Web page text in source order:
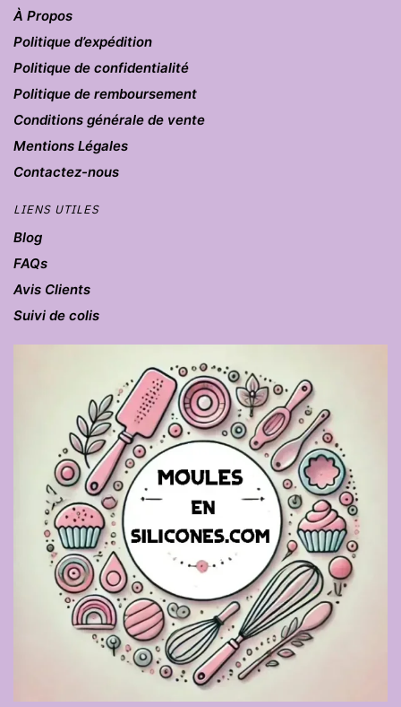
À Propos
Politique d’expédition
Politique de confidentialité
Politique de remboursement
Conditions générale de vente
Mentions Légales
Contactez-nous
LIENS UTILES
Blog
FAQs
Avis Clients
Suivi de colis